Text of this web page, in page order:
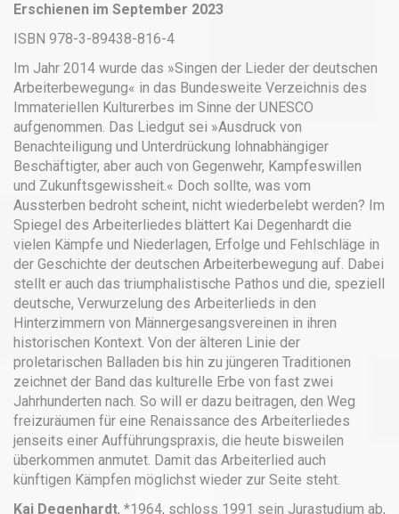
Erschienen im September 2023
ISBN 978-3-89438-816-4
Im Jahr 2014 wurde das »Singen der Lieder der deutschen
Arbeiterbewegung« in das Bundesweite Verzeichnis des
Immateriellen Kulturerbes im Sinne der UNESCO
aufgenommen. Das Liedgut sei »Ausdruck von
Benachteiligung und Unterdrückung lohnabhängiger
Beschäftigter, aber auch von Gegenwehr, Kampfeswillen
und Zukunftsgewissheit.« Doch sollte, was vom
Aussterben bedroht scheint, nicht wiederbelebt werden? Im
Spiegel des Arbeiterliedes blättert Kai Degenhardt die
vielen Kämpfe und Niederlagen, Erfolge und Fehlschläge in
der Geschichte der deutschen Arbeiterbewegung auf. Dabei
stellt er auch das triumphalistische Pathos und die, speziell
deutsche, Verwurzelung des Arbeiterlieds in den
Hinterzimmern von Männergesangsvereinen in ihren
historischen Kontext. Von der älteren Linie der
proletarischen Balladen bis hin zu jüngeren Traditionen
zeichnet der Band das kulturelle Erbe von fast zwei
Jahrhunderten nach. So will er dazu beitragen, den Weg
freizuräumen für eine Renaissance des Arbeiterliedes
jenseits einer Aufführungspraxis, die heute bisweilen
überkommen anmutet. Damit das Arbeiterlied auch
künftigen Kämpfen möglichst wieder zur Seite steht.
Kai Degenhardt, *1964, schloss 1991 sein Jurastudium ab,